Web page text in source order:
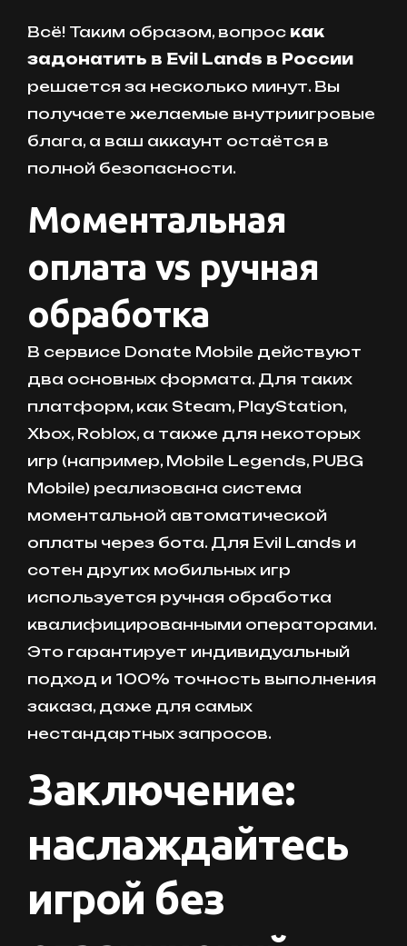
Всё! Таким образом, вопрос как
задонатить в Evil Lands в России
решается за несколько минут. Вы
получаете желаемые внутриигровые
блага, а ваш аккаунт остаётся в
полной безопасности.
Моментальная
оплата vs ручная
обработка
В сервисе Donate Mobile действуют
два основных формата. Для таких
платформ, как Steam, PlayStation,
Xbox, Roblox, а также для некоторых
игр (например, Mobile Legends, PUBG
Mobile) реализована система
моментальной автоматической
оплаты через бота. Для Evil Lands и
сотен других мобильных игр
используется ручная обработка
квалифицированными операторами.
Это гарантирует индивидуальный
подход и 100% точность выполнения
заказа, даже для самых
нестандартных запросов.
Заключение:
наслаждайтесь
игрой без